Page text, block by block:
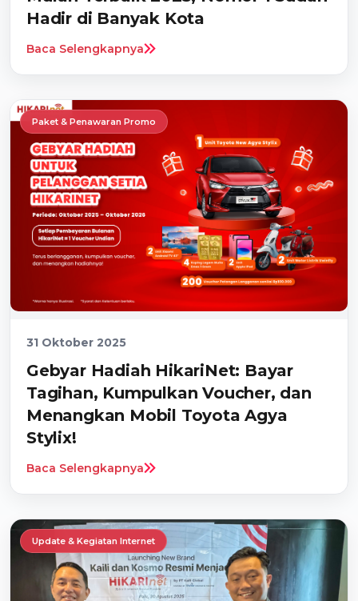
Hadir di Banyak Kota
Baca Selengkapnya
Paket & Penawaran Promo
31 Oktober 2025
Gebyar Hadiah HikariNet: Bayar
Tagihan, Kumpulkan Voucher, dan
Menangkan Mobil Toyota Agya
Stylix!
Baca Selengkapnya
Update & Kegiatan Internet